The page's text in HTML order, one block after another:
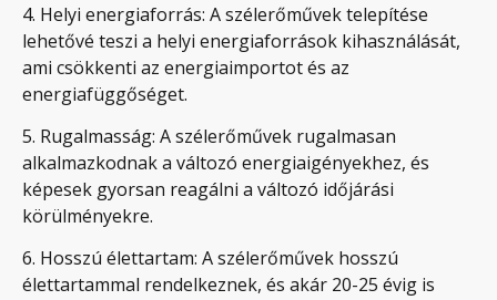
4. Helyi energiaforrás: A szélerőművek telepítése
lehetővé teszi a helyi energiaforrások kihasználását,
ami csökkenti az energiaimportot és az
energiafüggőséget.
5. Rugalmasság: A szélerőművek rugalmasan
alkalmazkodnak a változó energiaigényekhez, és
képesek gyorsan reagálni a változó időjárási
körülményekre.
6. Hosszú élettartam: A szélerőművek hosszú
élettartammal rendelkeznek, és akár 20-25 évig is